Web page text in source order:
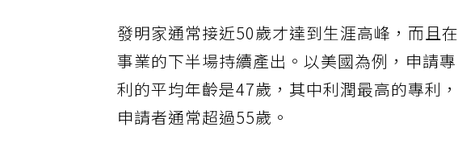
發明家通常接近50歲才達到生涯高峰，而且在
事業的下半場持續產出。以美國為例，申請專
利的平均年齡是47歲，其中利潤最高的專利，
申請者通常超過55歲。